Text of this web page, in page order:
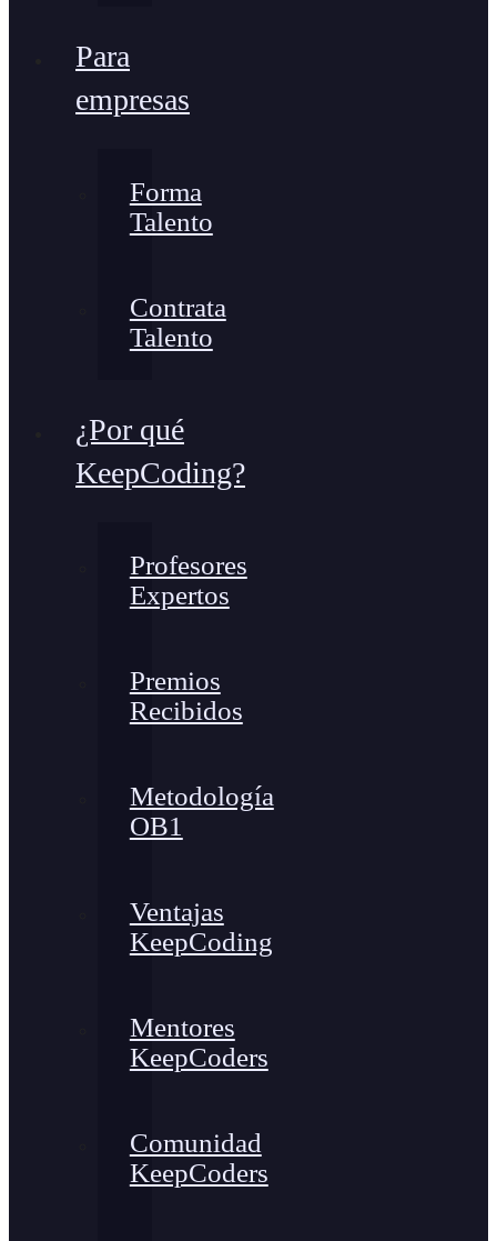
Para
empresas
Forma
Talento
Contrata
Talento
¿Por qué
KeepCoding?
Profesores
Expertos
Premios
Recibidos
Metodología
OB1
Ventajas
KeepCoding
Mentores
KeepCoders
Comunidad
KeepCoders